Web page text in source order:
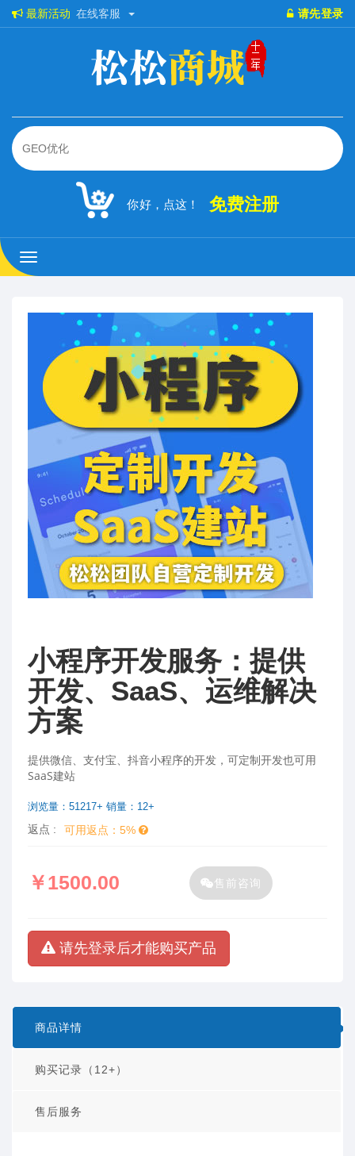
请先登录
最新活动 在线客服
你好，点这！ 免费注册
松
松
小程序开发服务：提供
开发、SaaS、运维解决
方案
提供微信、支付宝、抖音小程序的开发，可定制开发也可用
SaaS建站
浏览量：51217+ 销量：12+
返点 : 可用返点：5%
￥1500.00 售前咨询
请先登录后才能购买产品
商品详情
购买记录（12+）
售后服务